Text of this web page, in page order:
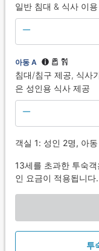
일반 침대 & 식사 이용
아동 A
침대/침구 제공, 식사
은 성인용 식사 제공
객실 1: 성인 2명, 아
13세를 초과한 투숙
인 요금이 적용됩니다.
투